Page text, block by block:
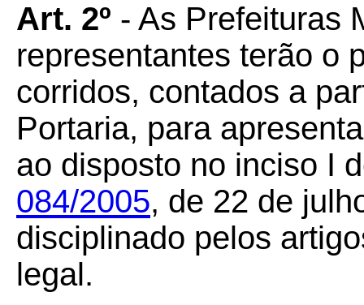
Art. 2º - As Prefeituras
representantes terão o
corridos, contados a
Portaria, para
ao disposto no inciso I
084/2005, de 22 de
disciplinado pelos
legal.